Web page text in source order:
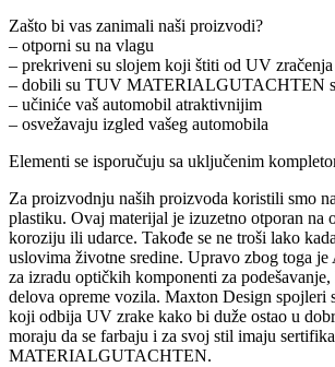
Zašto bi vas zanimali naši proizvodi?
– otporni su na vlagu
– prekriveni su slojem koji štiti od UV zračenja
– dobili su TUV MATERIALGUTACHTEN
– učiniće vaš automobil atraktivnijim
– osvežavaju izgled vašeg automobila
Elementi se isporučuju sa uključenim
Za proizvodnju naših proizvoda koristili smo
plastiku. Ovaj materijal je izuzetno otporan na
koroziju ili udarce. Takođe se ne troši lako
uslovima životne sredine. Upravo zbog toga je
za izradu optičkih komponenti za
delova opreme vozila. Maxton Design spojleri
koji odbija UV zrake kako bi duže ostao u
moraju da se farbaju i za svoj stil imaju
MATERIALGUTACHTEN.